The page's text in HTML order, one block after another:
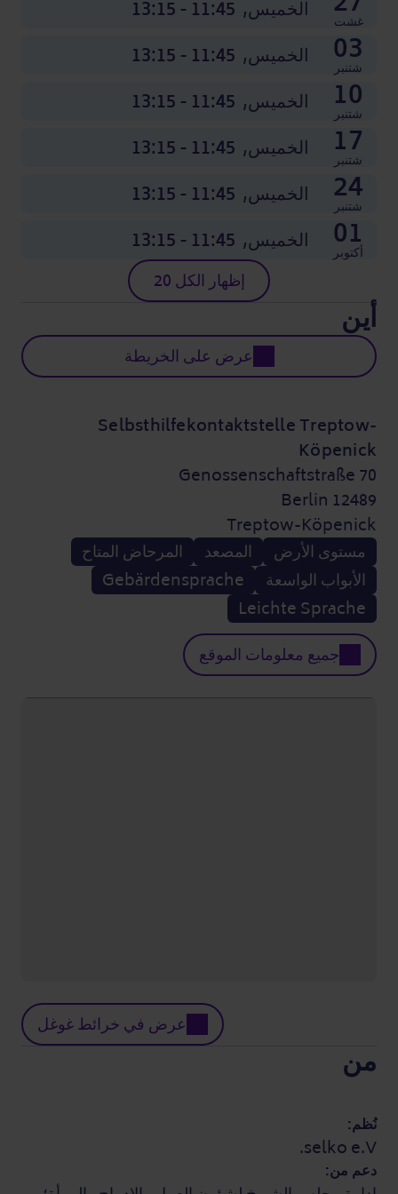
غشت الخميس, 11:45 - 13:15
03
شتنبر الخميس, 11:45 - 13:15
10
شتنبر الخميس, 11:45 - 13:15
17
شتنبر الخميس, 11:45 - 13:15
24
شتنبر الخميس, 11:45 - 13:15
01
أكتوبر الخميس, 11:45 - 13:15
إظهار الكل 20
أين
عرض على الخريطة
Selbsthilfekontaktstelle Treptow-
Köpenick
Genossenschaftstraße 70
12489 Berlin
Treptow-Köpenick
مستوى الأرض
المصعد
المرحاض المتاح
الأبواب الواسعة
Gebärdensprache
Leichte Sprache
جميع معلومات الموقع
عرض في خرائط غوغل
من
نُظم:
selko e.V.
دعم من: